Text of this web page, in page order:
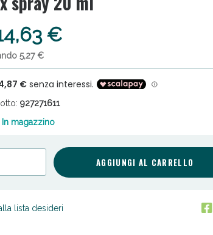
€
5,27 €
927271611
In magazzino
AGGIUNGI AL CARRELLO
lista desideri
oggi Sconto extra fino al